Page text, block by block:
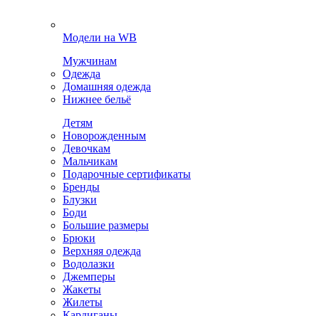
Модели на WB
Мужчинам
Одежда
Домашняя одежда
Нижнее бельё
Детям
Новорожденным
Девочкам
Мальчикам
Подарочные сертификаты
Бренды
Блузки
Боди
Большие размеры
Брюки
Верхняя одежда
Водолазки
Джемперы
Жакеты
Жилеты